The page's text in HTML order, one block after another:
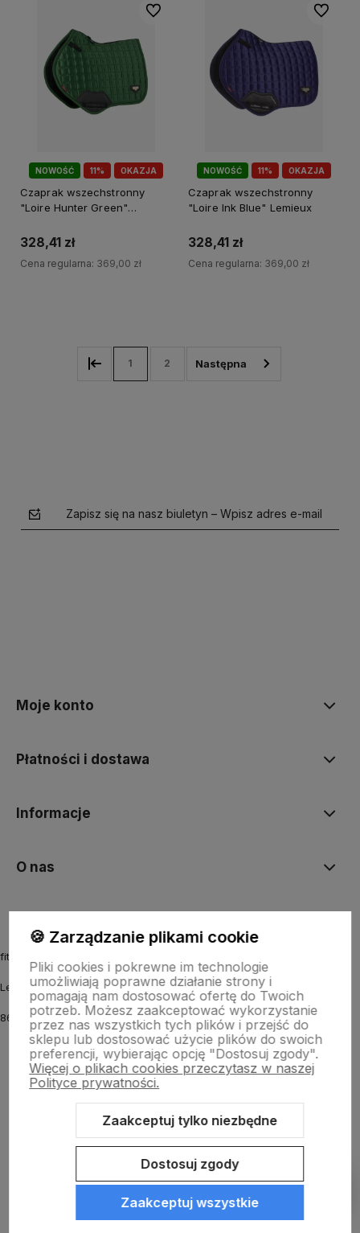
11% OKAZJA
NOWOŚĆ
Czaprak wszechstronny
"Loire Hunter Green"
328,41 zł
Cena regularna: 369,00 zł
Do ulubionych
11% OKAZJA
NOWOŚĆ
Czaprak wszechstronny
"Loire Ink Blue" Lemieux
328,41 zł
Cena regularna: 369,00 zł
Do
1 2
Zapisz się na nasz biuletyn – Wpisz adres e-mail
Moje konto
Płatności i dostawa
Informacje
O nas
fitmyhorse.pl Sklep jeździecki
Letnia 12
86-031 Osielsko k. Bydgoszczy
Sklep internetowy Shoper.pl Szablon Shoper Modern 3.0™
🍪 Zarządzanie plikami cookie
Pliki cookies i pokrewne im technologie
umożliwiają poprawne działanie strony i
pomagają nam dostosować ofertę do Twoich
potrzeb. Możesz zaakceptować wykorzystanie
przez nas wszystkich tych plików i przejść do
sklepu lub dostosować użycie plików do swoich
preferencji, wybierając opcję "Dostosuj zgody".
Więcej o plikach cookies przeczytasz w naszej
Polityce prywatności.
Zaakceptuj tylko niezbędne
Dostosuj zgody
Zaakceptuj wszystkie